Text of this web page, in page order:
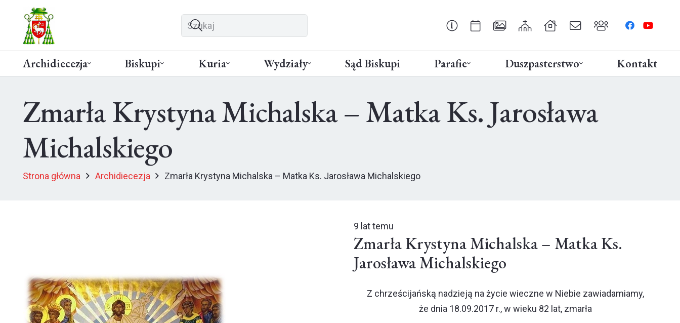
Archidiecezja Biskupi Kuria Wydziały Sąd Biskupi Parafie Duszpasterstwo Kontakt
Zmarła Krystyna Michalska – Matka Ks. Jarosława
Michalskiego
Strona główna Archidiecezja Zmarła Krystyna Michalska – Matka Ks. Jarosława Michalskiego
9 lat temu
Zmarła Krystyna Michalska – Matka Ks.
Jarosława Michalskiego
Z chrześcijańską nadzieją na życie wieczne w Niebie zawiadamiamy,
że dnia 18.09.2017 r., w wieku 82 lat, zmarła